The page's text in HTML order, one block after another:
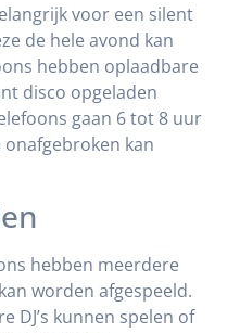
voor een silent
de hele avond kan
hebben oplaadbare
disco opgeladen
gaan 6 tot 8 uur
onafgebroken kan
hebben meerdere
worden afgespeeld.
DJ’s kunnen spelen of